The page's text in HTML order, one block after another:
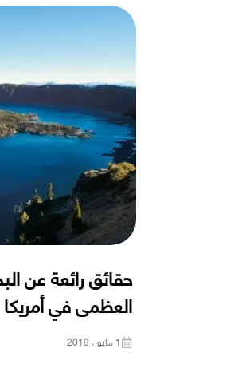
حقائق رائعة عن
العظمى في أمريكا
1 مايو ، 2019